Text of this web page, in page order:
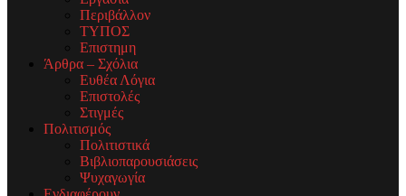
Περιβάλλον
ΤΥΠΟΣ
Επιστημη
Άρθρα – Σχόλια
Ευθέα Λόγια
Επιστολές
Στιγμές
Πολιτισμός
Πολιτιστικά
Βιβλιοπαρουσιάσεις
Ψυχαγωγία